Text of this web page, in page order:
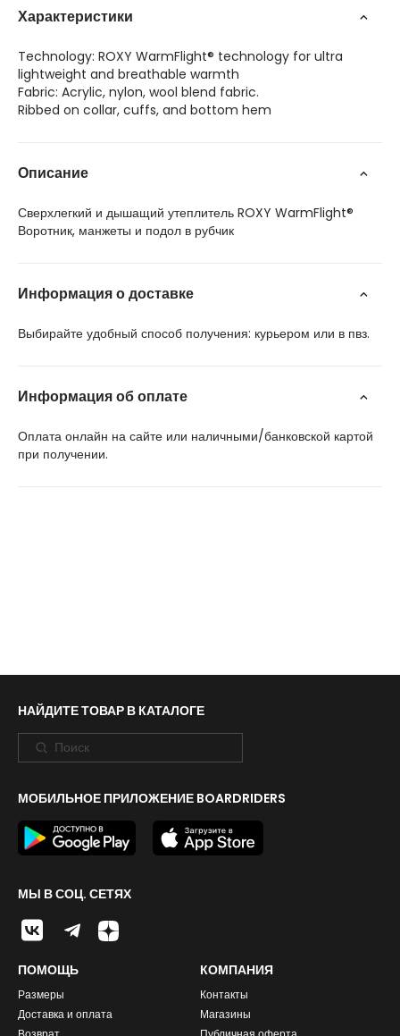
Характеристики
Technology: ROXY WarmFlight® technology for ultra
lightweight and breathable warmth
Fabric: Acrylic, nylon, wool blend fabric.
Ribbed on collar, cuffs, and bottom hem
Описание
Сверхлегкий и дышащий утеплитель ROXY WarmFlight®
Воротник, манжеты и подол в рубчик
Информация о доставке
Выбирайте удобный способ получения: курьером или в пвз.
Информация об оплате
Оплата онлайн на сайте или наличными/банковской картой
при получении.
НАЙДИТЕ ТОВАР В КАТАЛОГЕ
МОБИЛЬНОЕ ПРИЛОЖЕНИЕ BOARDRIDERS
МЫ В СОЦ. СЕТЯХ
ПОМОЩЬ
Размеры
Доставка и оплата
КОМПАНИЯ
Контакты
Магазины